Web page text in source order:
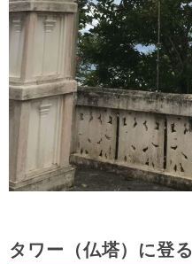
タワー（仏塔）に登る